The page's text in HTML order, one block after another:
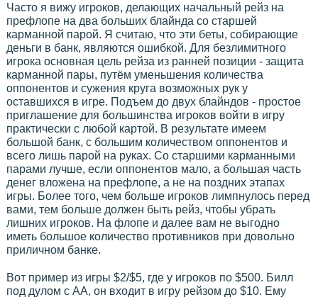
Часто я вижу игроков, делающих начальный рейз на
префлопе на два больших блайнда со старшей
карманной парой. Я считаю, что эти беты, собирающие
деньги в банк, являются ошибкой. Для безлимитного
игрока основная цель рейза из ранней позиции - защита
карманной пары, путём уменьшения количества
оппонентов и сужения круга возможных рук у
оставшихся в игре. Подъем до двух блайндов - простое
приглашение для большинства игроков войти в игру
практически с любой картой. В результате имеем
большой банк, с большим количеством оппонентов и
всего лишь парой на руках. Со старшими карманными
парами лучше, если оппонентов мало, а большая часть
денег вложена на префлопе, а не на поздних этапах
игры. Более того, чем больше игроков лимпнулось перед
вами, тем больше должен быть рейз, чтобы убрать
лишних игроков. На флопе и далее вам не выгодно
иметь большое количество противников при довольно
приличном банке.
Вот пример из игры $2/$5, где у игроков по $500. Билл
под дулом с АА, он входит в игру рейзом до $10. Ему